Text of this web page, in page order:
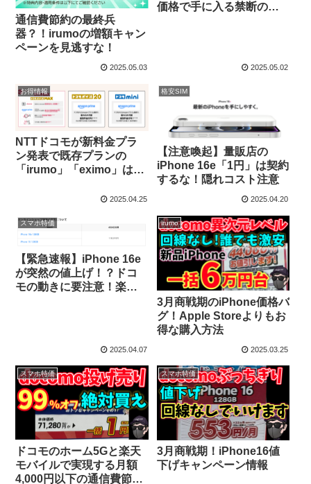
通信費節約の最終兵
器？！irumoの増額キャン
ペーンを見逃すな！
2025.05.03
価格で手に入る禁断の裏
2025.05.02
お得情報
NTTドコモが新料金プラ
ン発表で既存プランの
「irumo」「eximo」は新
2025.04.25
格安SIM
【注意喚起】量販店の
iPhone 16e「1円」は契約
するな！隠れコスト注意
2025.04.20
スマホ特価
【緊急速報】iPhone 16e
が突然の値上げ！？ドコ
モの動きに要注意！楽天
2025.04.07
irumo
3月商戦期のiPhone価格バ
グ！Apple Storeよりもお
得な購入方法
2025.03.25
スマホ特価
ドコモのホーム5Gと楽天
モバイルで実現する月額
4,000円以下の通信費節約
スマホ特価
3月商戦期！iPhone16値
下げキャンペーン情報